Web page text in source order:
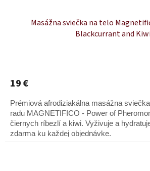
Masážna sviečka na telo
Blackcurrant and Kiwi
je
z
5
hviezdičiek.
19 €
Prémiová afrodiziakálna masážna
radu MAGNETIFICO - Power of
čiernych ríbezlí a kiwi. Vyživuje a
zdarma ku každej objednávke.